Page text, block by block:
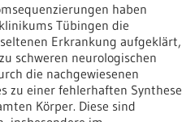
haben
Tübingen die
Erkrankung aufgeklärt,
schweren neurologischen
die nachgewiesenen
zu einer fehlerhaften Synthese
Körper. Diese sind